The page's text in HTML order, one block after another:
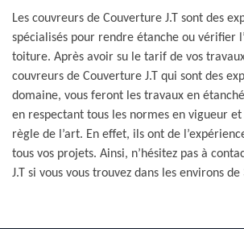
Les couvreurs de Couverture J.T sont des
spécialisés pour rendre étanche ou vérifier
toiture. Après avoir su le tarif de vos
couvreurs de Couverture J.T qui sont des
domaine, vous feront les travaux en
en respectant tous les normes en vigueur
règle de l’art. En effet, ils ont de
tous vos projets. Ainsi, n’hésitez pas à
J.T si vous vous trouvez dans les environs de